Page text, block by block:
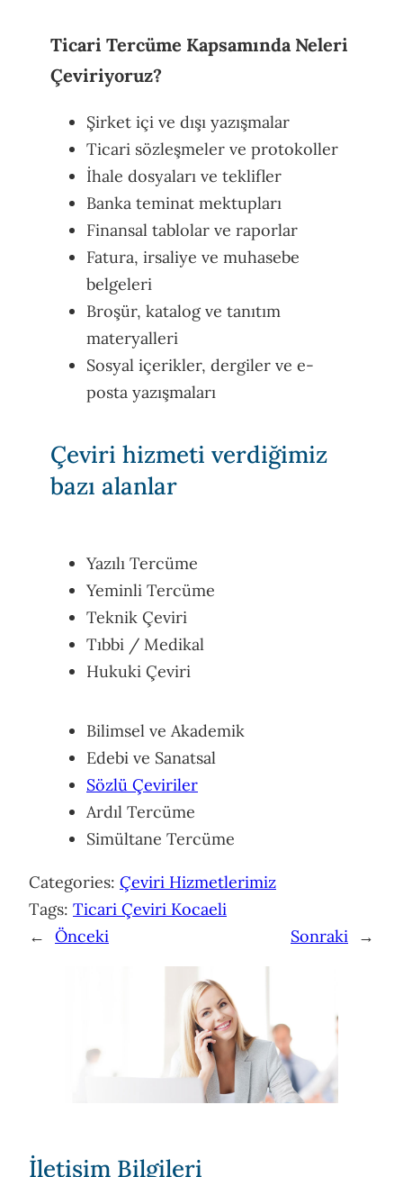
Ticari Tercüme Kapsamında Neleri
Çeviriyoruz?
Şirket içi ve dışı yazışmalar
Ticari sözleşmeler ve protokoller
İhale dosyaları ve teklifler
Banka teminat mektupları
Finansal tablolar ve raporlar
Fatura, irsaliye ve muhasebe
belgeleri
Broşür, katalog ve tanıtım
materyalleri
Sosyal içerikler, dergiler ve e-
posta yazışmaları
Çeviri hizmeti verdiğimiz
bazı alanlar
Yazılı Tercüme
Yeminli Tercüme
Teknik Çeviri
Tıbbi / Medikal
Hukuki Çeviri
Bilimsel ve Akademik
Edebi ve Sanatsal
Sözlü Çeviriler
Ardıl Tercüme
Simültane Tercüme
Categories: Çeviri Hizmetlerimiz
Tags: Ticari Çeviri Kocaeli
←
Önceki Sonraki →
İletişim Bilgileri